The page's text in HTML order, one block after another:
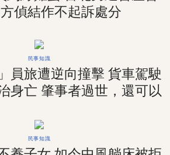
偵結作不起訴處分
民事知識
員旅遭逆向撞擊 貨車駕駛
身亡 肇事者過世，還可以
民事知識